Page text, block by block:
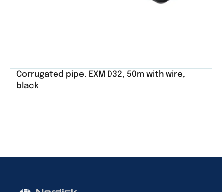
Corrugated pipe. EXM D32, 50m with wire,
black